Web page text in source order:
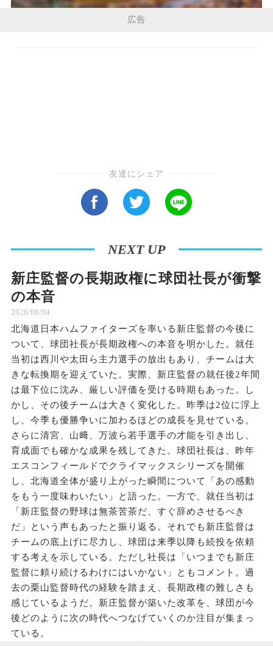
広告
友達にシェア
NEXT UP
新庄監督の長期政権に球団社長が衝撃
の本音
2026/08/04
北海道日本ハムファイターズを率いる新庄監督の今後に
ついて、球団社長が長期政権への本音を明かした。就任
当初は西川や太田ら主力選手の放出もあり、チームは大
きな転換期を迎えていた。実際、新庄監督の就任後2年間
は最下位に沈み、厳しい評価を受ける時期もあった。し
かし、その後チームは大きく変化した。昨季は2位に浮上
し、今季も優勝争いに加わるほどの成長を見せている。
さらに清宮、山﨑、万波ら若手選手の才能を引き出し、
育成面でも確かな成果を残してきた。球団社長は、昨年
エスコンフィールドでクライマックスシリーズを開催
し、北海道全体が盛り上がった瞬間について「あの感動
をもう一度味わいたい」と語った。一方で、就任当初は
「新庄監督の野球は無茶苦茶だ、すぐ辞めさせるべき
だ」という声もあったと振り返る。それでも新庄監督は
チームの底上げに尽力し、球団は来季以降も続投を依頼
する考えを示している。ただし社長は「いつまでも新庄
監督に頼り続けるわけにはいかない」ともコメント。過
去の栗山監督時代の経験を踏まえ、長期政権の難しさも
感じているようだ。新庄監督が築いた改革を、球団が今
後どのように次の時代へつなげていくのか注目が集まっ
ている。